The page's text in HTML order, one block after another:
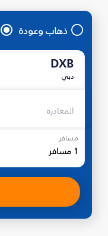
ذهاب وعودة
DXB
دبي
المغادرة
مسافر
1 مسافر